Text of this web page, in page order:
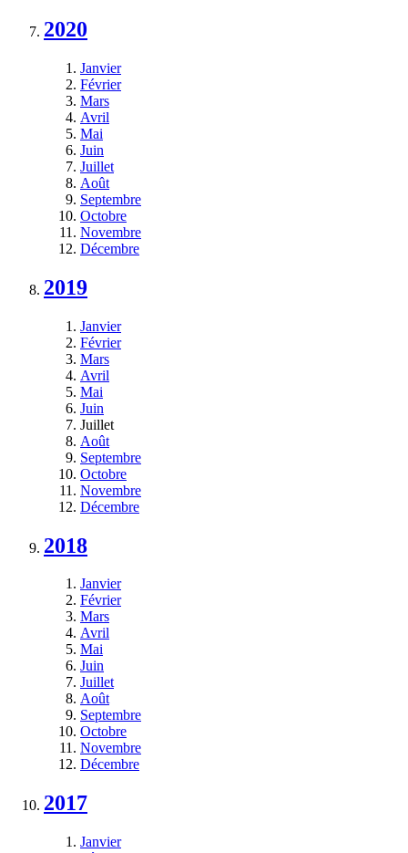
2020
Janvier
Février
Mars
Avril
Mai
Juin
Juillet
Août
Septembre
Octobre
Novembre
Décembre
2019
Janvier
Février
Mars
Avril
Mai
Juin
Juillet
Août
Septembre
Octobre
Novembre
Décembre
2018
Janvier
Février
Mars
Avril
Mai
Juin
Juillet
Août
Septembre
Octobre
Novembre
Décembre
2017
Janvier